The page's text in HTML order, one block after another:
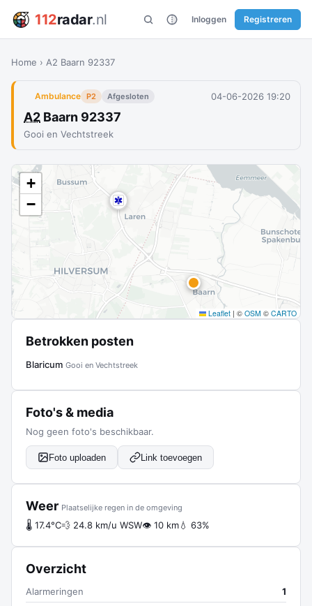
112radar.nl Inloggen Registreren
Home › A2 Baarn 92337
Ambulance P2 Afgesloten 04-06-2026 19:20
A2 Baarn 92337
Gooi en Vechtstreek
+
−
Leaflet | © OSM © CARTO
Betrokken posten
Blaricum Gooi en Vechtstreek
Foto's & media
Nog geen foto's beschikbaar.
Foto uploaden Link toevoegen
Weer Plaatselijke regen in de omgeving
🌡 17.4°C💨 24.8 km/u WSW👁 10 km💧 63%
Overzicht
Alarmeringen
1